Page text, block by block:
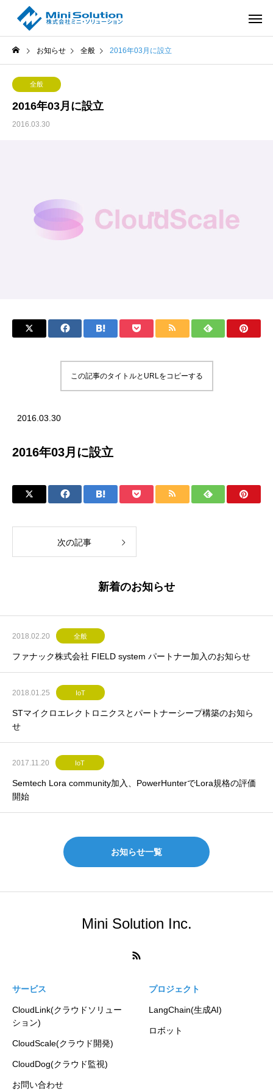
お知らせ 全般 2016年03月に設立
全般
2016年03月に設立
2016.03.30
この記事のタイトルとURLをコピーする
2016.03.30
2016年03月に設立
次の記事
新着のお知らせ
2018.02.20 全般
ファナック株式会社 FIELD system パートナー加入のお知らせ
2018.01.25 IoT
STマイクロエレクトロニクスとパートナーシープ構築のお知ら
せ
2017.11.20 IoT
Semtech Lora community加入、PowerHunterでLora規格の評価
開始
お知らせ一覧
Mini Solution Inc.
サービス
CloudLink(クラウドソリュー
ション)
CloudScale(クラウド開発)
CloudDog(クラウド監視)
お問い合わせ
プロジェクト
LangChain(生成AI)
ロボット